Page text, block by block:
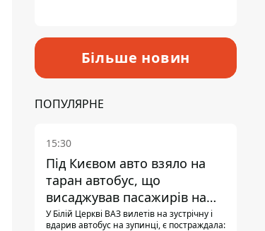
Більше новин
ПОПУЛЯРНЕ
15:30
Під Києвом авто взяло на
таран автобус, що
висаджував пасажирів на
зупинці - пасажирка в
У Білій Церкві ВАЗ вилетів на зустрічну і
вдарив автобус на зупинці, є постраждала: